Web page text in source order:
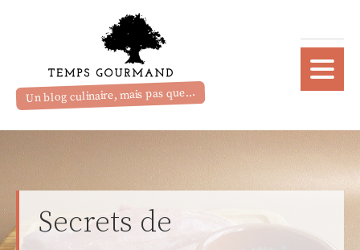
Un blog culinaire, mais pas que...
Secrets de